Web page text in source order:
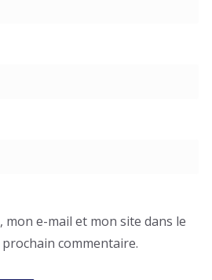
e-mail et mon site dans le
commentaire.